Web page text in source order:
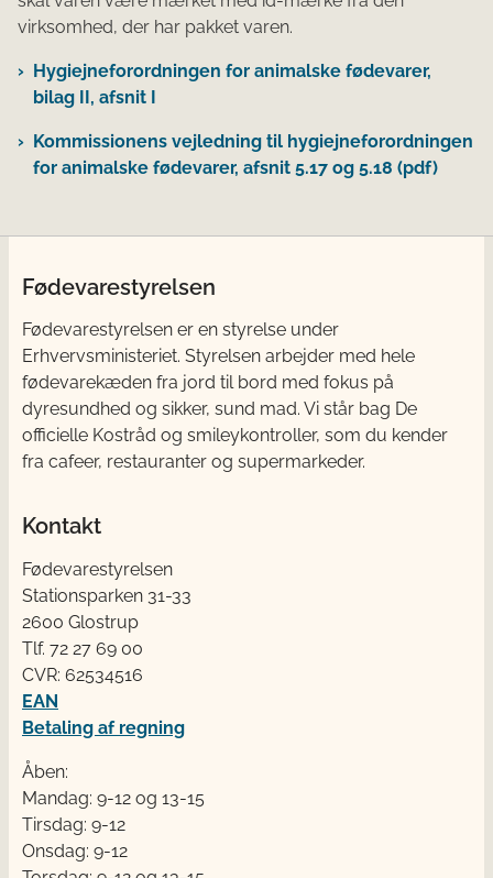
virksomhed, der har pakket varen.
Hygiejneforordningen for animalske fødevarer,
bilag II, afsnit I
Kommissionens vejledning til hygiejneforordningen
for animalske fødevarer, afsnit 5.17 og 5.18 (pdf)
Fødevarestyrelsen
Fødevarestyrelsen er en styrelse under
Erhvervsministeriet. Styrelsen arbejder med hele
fødevarekæden fra jord til bord med fokus på
dyresundhed og sikker, sund mad. Vi står bag De
officielle Kostråd og smileykontroller, som du kender
fra cafeer, restauranter og supermarkeder.
Kontakt
Fødevarestyrelsen
Stationsparken 31-33
2600 Glostrup
Tlf. 72 2​​​7 69 00
CVR: 62534516
EAN
Betaling af regning
Åben:
Mandag: 9-12 og 13-15
Tirsdag: 9-12
Onsdag: 9-12